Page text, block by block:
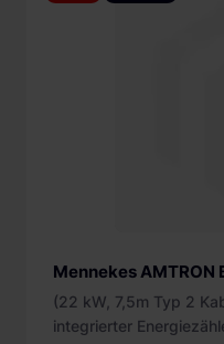
(22 kW, 7,5m Typ 2
integrierter